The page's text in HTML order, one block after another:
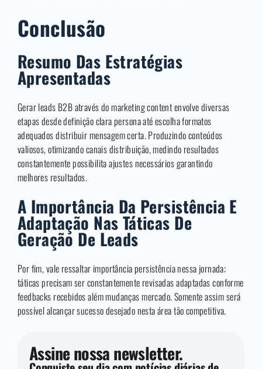
Conclusão
Resumo Das Estratégias
Apresentadas
Gerar leads B2B através do marketing content envolve diversas
etapas desde definição clara persona até escolha formatos
adequados distribuir mensagem certa. Produzindo conteúdos
valiosos, otimizando canais distribuição, medindo resultados
constantemente possibilita ajustes necessários garantindo
melhores resultados.
A Importância Da Persistência E
Adaptação Nas Táticas De
Geração De Leads
Por fim, vale ressaltar importância persistência nessa jornada;
táticas precisam ser constantemente revisadas adaptadas conforme
feedbacks recebidos além mudanças mercado. Somente assim será
possível alcançar sucesso desejado nesta área tão competitiva.
Assine nossa newsletter.